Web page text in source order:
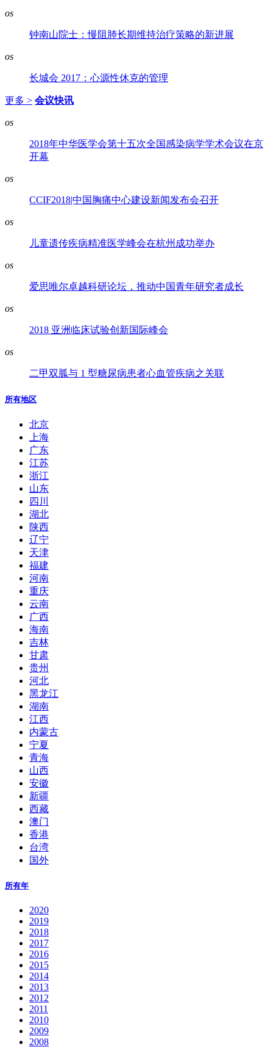
os
钟南山院士：慢阻肺长期维持治疗策略的新进展
os
长城会 2017：心源性休克的管理
更多 > 会议快讯
os
2018年中华医学会第十五次全国感染病学学术会议在京
开幕
os
CCIF2018|中国胸痛中心建设新闻发布会召开
os
儿童遗传疾病精准医学峰会在杭州成功举办
os
爱思唯尔卓越科研论坛，推动中国青年研究者成长
os
2018 亚洲临床试验创新国际峰会
os
二甲双胍与 1 型糖尿病患者心血管疾病之关联
所有地区
北京
上海
广东
江苏
浙江
山东
四川
湖北
陕西
辽宁
天津
福建
河南
重庆
云南
广西
海南
吉林
甘肃
贵州
河北
黑龙江
湖南
江西
内蒙古
宁夏
青海
山西
安徽
新疆
西藏
澳门
香港
台湾
国外
所有年
2020
2019
2018
2017
2016
2015
2014
2013
2012
2011
2010
2009
2008